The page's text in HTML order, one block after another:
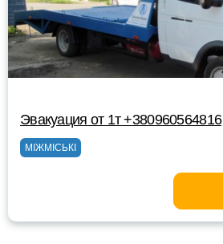
Эвакуация от 1т +380960564816
МІЖМІСЬКІ